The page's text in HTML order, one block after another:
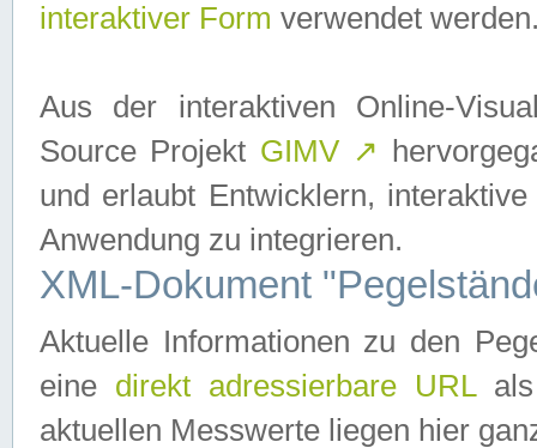
interaktiver Form verwendet
Aus der interaktiven Online-
Source Projekt GIMV ↗
und erlaubt Entwicklern,
Anwendung zu integrieren.
XML-Dokument
Aktuelle Informationen zu den
eine direkt adressierbare URLals
aktuellen Messwerte liegen hier